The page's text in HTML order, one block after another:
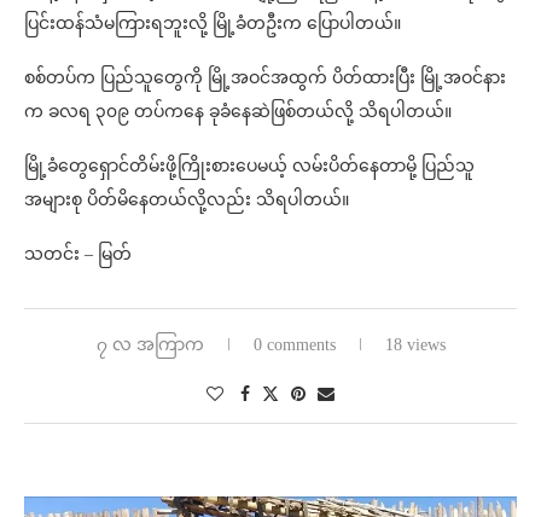
ပြင်းထန်သံမကြားရဘူးလို့ မြို့ခံတဦးက ပြောပါတယ်။
စစ်တပ်က ပြည်သူတွေကို မြို့အဝင်အထွက် ပိတ်ထားပြီး မြို့အဝင်နား
က ခလရ ၃၀၉ တပ်ကနေ ခုခံနေဆဲဖြစ်တယ်လို့ သိရပါတယ်။
မြို့ခံတွေရှောင်တိမ်းဖို့ကြိုးစားပေမယ့် လမ်းပိတ်နေတာမို့ ပြည်သူ
အများစု ပိတ်မိနေတယ်လို့လည်း သိရပါတယ်။
သတင်း – မြတ်
၇ လ အကြာက 0 comments 18 views